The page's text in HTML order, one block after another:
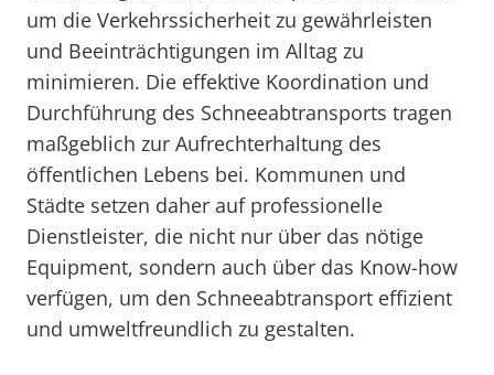
um die Verkehrssicherheit zu gewährleisten
und Beeinträchtigungen im Alltag zu
minimieren. Die effektive Koordination und
Durchführung des Schneeabtransports tragen
maßgeblich zur Aufrechterhaltung des
öffentlichen Lebens bei. Kommunen und
Städte setzen daher auf professionelle
Dienstleister, die nicht nur über das nötige
Equipment, sondern auch über das Know-how
verfügen, um den Schneeabtransport effizient
und umweltfreundlich zu gestalten.